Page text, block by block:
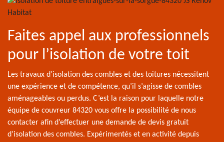
Faites appel aux professionnels
pour l’isolation de votre toit
Les travaux d’isolation des combles et des toitures nécessitent
une expérience et de compétence, qu’il s’agisse de combles
aménageables ou perdus. C’est la raison pour laquelle notre
équipe de couvreur 84320 vous offre la possibilité de nous
contacter afin d’effectuer une demande de devis gratuit
d’isolation des combles. Expérimentés et en activité depuis